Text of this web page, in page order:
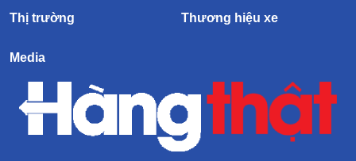
Thị trường Thương hiệu xe
Media